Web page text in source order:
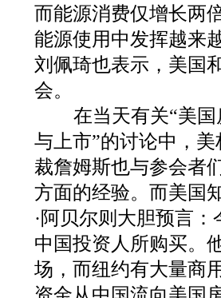
而能源消费仅增长两
能源使用中发挥越来
刘佩琦也表示，美国
会。
在当天有关“美国
与上市”的讨论中，
裁詹姆斯也与参会者
方面的经验。而美国
·阿贝尔则大胆预言
中国投资人所购买。
场，而纽约有大量商